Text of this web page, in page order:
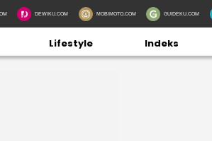
DEWIKU.COM MOBIMOTO.COM GUIDEKU.COM
Lifestyle Indeks